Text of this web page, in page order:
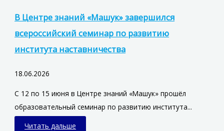
В Центре знаний «Машук» завершился
всероссийский семинар по развитию
института наставничества
18.06.2026
С 12 по 15 июня в Центре знаний «Машук» прошёл
образовательный семинар по развитию института...
Читать дальше